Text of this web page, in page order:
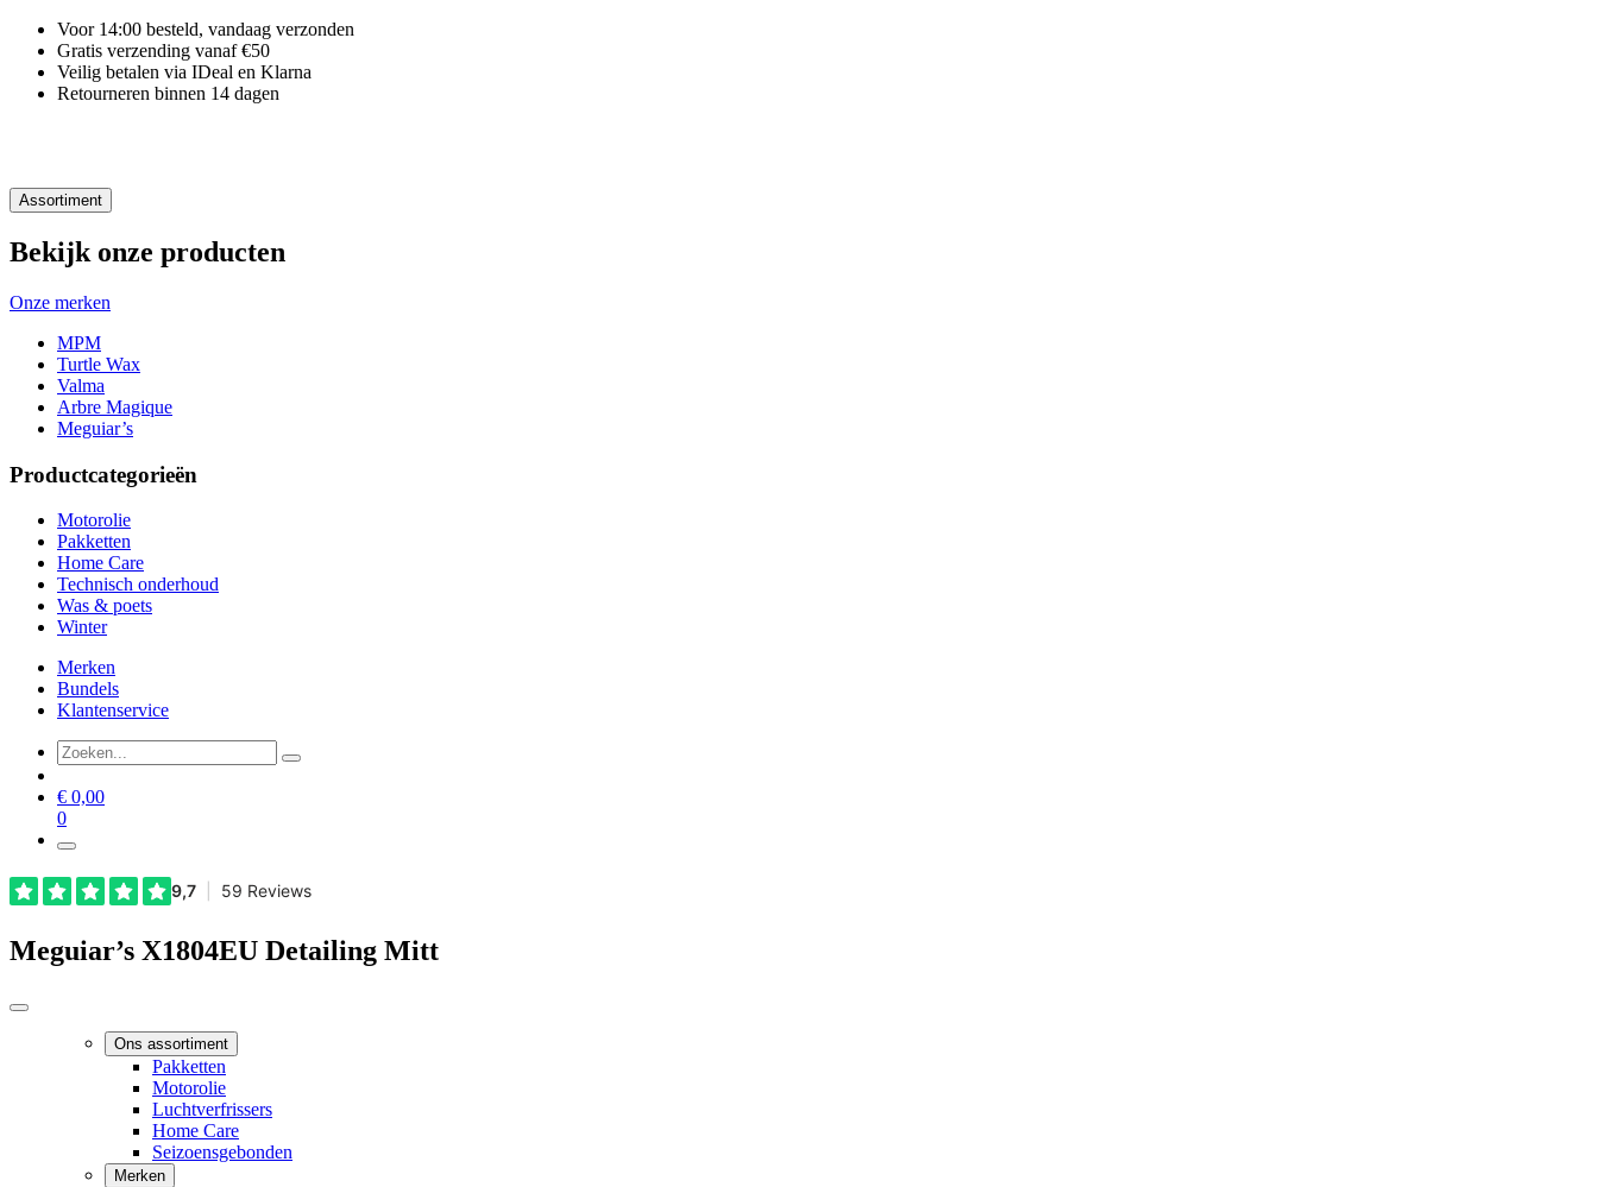
Voor 14:00 besteld, vandaag verzonden
Gratis verzending vanaf €50
Veilig betalen via IDeal en Klarna
Retourneren binnen 14 dagen
Assortiment
Bekijk onze producten
Onze merken
MPM
Turtle Wax
Valma
Arbre Magique
Meguiar’s
Productcategorieën
Motorolie
Pakketten
Home Care
Technisch onderhoud
Was & poets
Winter
Merken
Bundels
Klantenservice
€ 0,00
0
Meguiar’s X1804EU Detailing Mitt
Ons assortiment
Pakketten
Motorolie
Luchtverfrissers
Home Care
Seizoensgebonden
Merken